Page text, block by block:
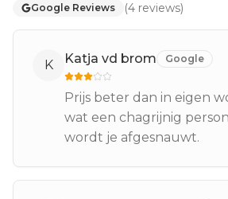
Google Reviews (4 reviews)
K Katja vd brom Google
Prijs beter dan in eigen
wat een chagrijnig
wordt je afgesnauwt.